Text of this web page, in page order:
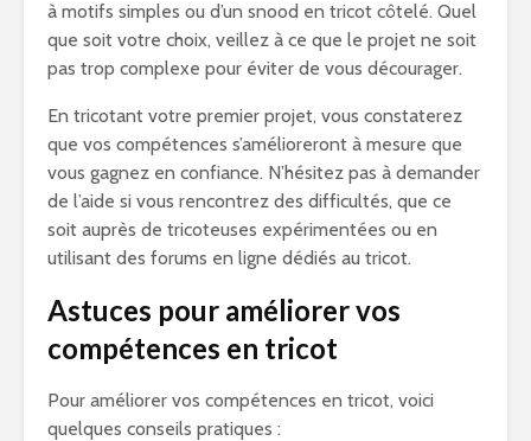
à motifs simples ou d’un snood en tricot côtelé. Quel
que soit votre choix, veillez à ce que le projet ne soit
pas trop complexe pour éviter de vous décourager.
En tricotant votre premier projet, vous constaterez
que vos compétences s’amélioreront à mesure que
vous gagnez en confiance. N’hésitez pas à demander
de l’aide si vous rencontrez des difficultés, que ce
soit auprès de tricoteuses expérimentées ou en
utilisant des forums en ligne dédiés au tricot.
Astuces pour améliorer vos
compétences en tricot
Pour améliorer vos compétences en tricot, voici
quelques conseils pratiques :